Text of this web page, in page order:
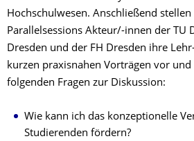
Hochschulwesen. Anschließend stellen
Parallelsessions Akteur/-innen der TU
Dresden und der FH Dresden ihre
kurzen praxisnahen Vorträgen vor und
folgenden Fragen zur Diskussion:
Wie kann ich das konzeptionelle
Studierenden fördern?